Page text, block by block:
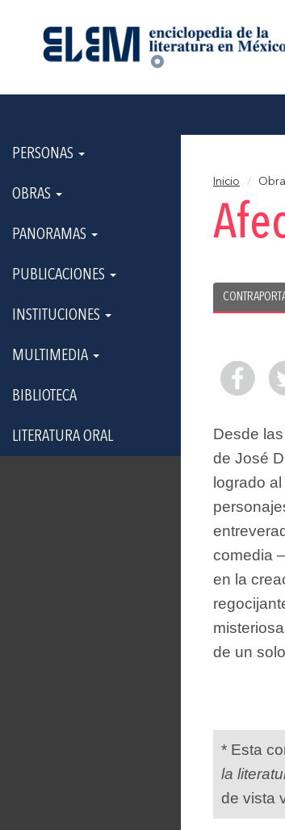
PERSONAS
OBRAS
PANORAMAS
PUBLICACIONES
INSTITUCIONES
MULTIMEDIA
BIBLIOTECA
LITERATURA ORAL
Inicio Obra
Desde
de José
logrado
comedia
en la
de un
* Esta
la
de vista